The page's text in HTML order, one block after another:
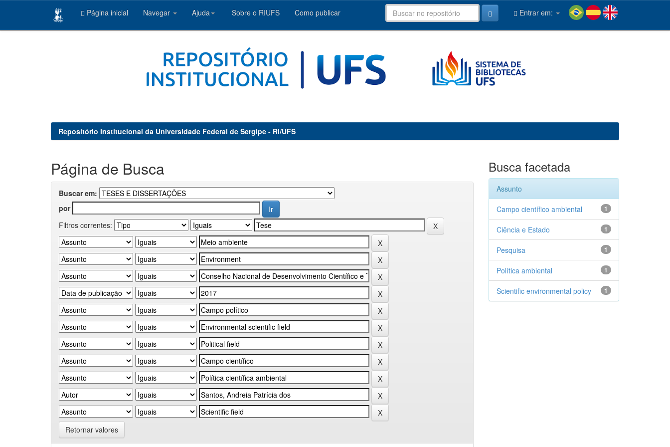
Página inicial Navegar Ajuda Sobre o RIUFS Como publicar Entrar em:
Repositório Institucional da Universidade Federal de Sergipe - RI/UFS
Página de Busca
Buscar em:
por
Filtros correntes:
Retornar valores
Busca facetada
Assunto
1
Campo científico ambiental
1
Ciência e Estado
1
Pesquisa
1
Política ambiental
1
Scientific environmental policy